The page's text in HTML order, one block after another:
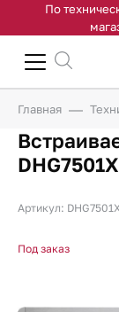
По
Главная
DHG7501X
Артикул:
Под заказ